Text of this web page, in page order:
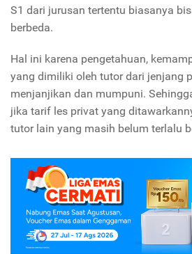
S1 dari jurusan tertentu biasanya
berbeda.
Hal ini karena pengetahuan,
yang dimiliki oleh tutor dari jenjang
menjanjikan dan mumpuni.
jika tarif les privat yang
tutor lain yang masih belum terlalu